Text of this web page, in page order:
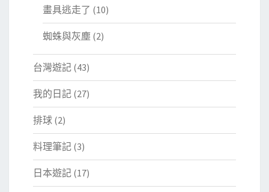
畫具逃走了 (10)
蜘蛛與灰塵 (2)
台灣遊記 (43)
我的日記 (27)
排球 (2)
料理筆記 (3)
日本遊記 (17)